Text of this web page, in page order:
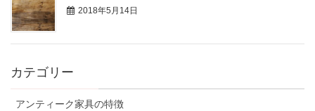
2018年5月14日
カテゴリー
アンティーク家具の特徴